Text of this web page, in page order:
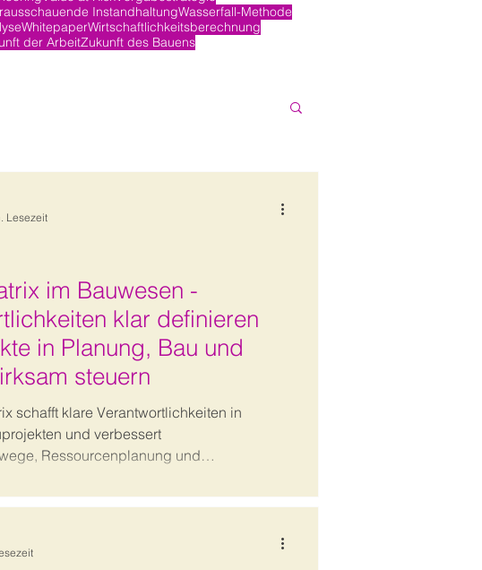
InstandhaltungWasserfall-Methode
WhitepaperWirtschaftlichkeitsberechnung
der ArbeitZukunft des Bauens
im Bauwesen -
klar definieren
in Planung, Bau und
steuern
schafft klare Verantwortlichkeiten in
und verbessert
Ressourcenplanung und
angewendet und für mehr Effizienz
Lesezeit